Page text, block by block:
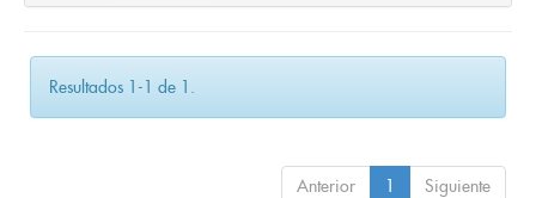
Resultados 1-1 de 1.
Anterior 1 Siguiente